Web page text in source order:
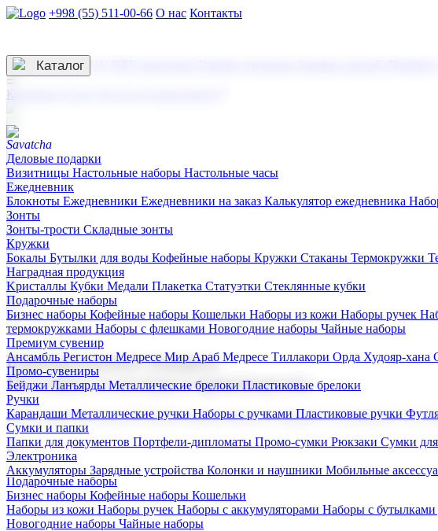
+998 (55) 511-00-66 О нас Контакты
3D гравировка
☰
Контакты
Каталог
Деловые подарки
Визитницы Настольные наборы Настольные часы
Ежедневник
Блокноты Ежедневники Ежедневники на заказ Калькулятор ежедневника
Зонты
Зонты-трости Складные зонты
Кружки
Бокалы Бутылки для воды Кофейные наборы Кружки Стаканы Термокружки
Наградная продукция
Kристаллы Кубки Медали Плакетка Статуэтки Стеклянные кубки
Подарочные наборы
Бизнес наборы Кофейные наборы Кошельки Наборы из кожи Наборы ручек
термокружками Наборы с флешками Новогодние наборы Чайные наборы
Премиум сувенир
Ансамбль Регистон Медресе Мир Араб Медресе Тиллакори Орда Худояр-хана
Промо-сувениры
Бейджи Ланъярды Металлические брелоки Пластиковые брелоки
Ручки
Карандаши Металлические ручки Наборы с ручками Пластиковые ручки
Сумки и папки
Папки для документов Портфели-дипломаты Промо-сумки Рюкзаки Сумки
Электроника
Аккумуляторы Зарядные устройства Колонки и наушники Мобильные
Корпоративные подарки
Поставка со склада и производство
Мы предлагаем широкий выбор корпоративных подарков и сувениров с
Подарочные наборы
Бизнес наборы Кофейные наборы Кошельки
Наборы из кожи Наборы ручек Наборы с аккумуляторами Наборы с бутылками
Новогодние наборы Чайные наборы